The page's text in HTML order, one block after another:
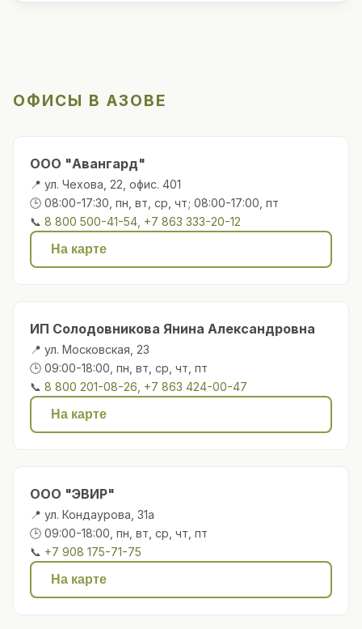
ОФИСЫ В АЗОВЕ
ООО "Авангард"
📍 ул. Чехова, 22, офис. 401
🕒 08:00-17:30, пн, вт, ср, чт; 08:00-17:00, пт
📞 8 800 500-41-54, +7 863 333-20-12
На карте
ИП Солодовникова Янина Александровна
📍 ул. Московская, 23
🕒 09:00-18:00, пн, вт, ср, чт, пт
📞 8 800 201-08-26, +7 863 424-00-47
На карте
ООО "ЭВИР"
📍 ул. Кондаурова, 31а
🕒 09:00-18:00, пн, вт, ср, чт, пт
📞 +7 908 175-71-75
На карте